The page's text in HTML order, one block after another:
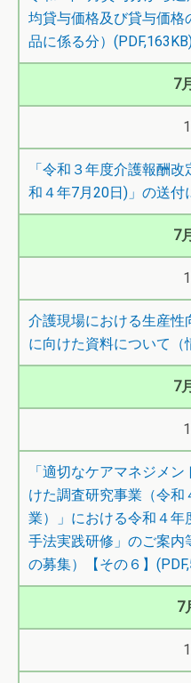
均貸与価格及び貸与価
品に係る分）
7
「令和３年度介護報酬
和４年7月20日)」の送付
7
介護現場における生産性
に向けた資料について（
7
「適切なケアマネジメ
けた調査研究事業（令
業）」における令和４年
手法実践研修」のご案
の募集）【その６】
7